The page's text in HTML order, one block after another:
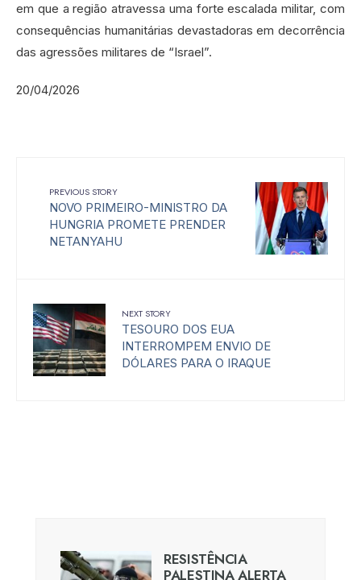
em que a região atravessa uma forte escalada militar, com
consequências humanitárias devastadoras em decorrência
das agressões militares de “Israel”.
20/04/2026
PREVIOUS STORY
NOVO PRIMEIRO-MINISTRO DA
HUNGRIA PROMETE PRENDER
NETANYAHU
NEXT STORY
TESOURO DOS EUA
INTERROMPEM ENVIO DE
DÓLARES PARA O IRAQUE
RESISTÊNCIA
PALESTINA ALERTA